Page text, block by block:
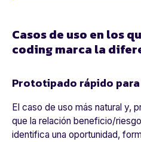
Casos de uso en los
coding marca la
Prototipado rápido
El caso de uso más natural y,
que la relación beneficio/
identifica una oportunidad,